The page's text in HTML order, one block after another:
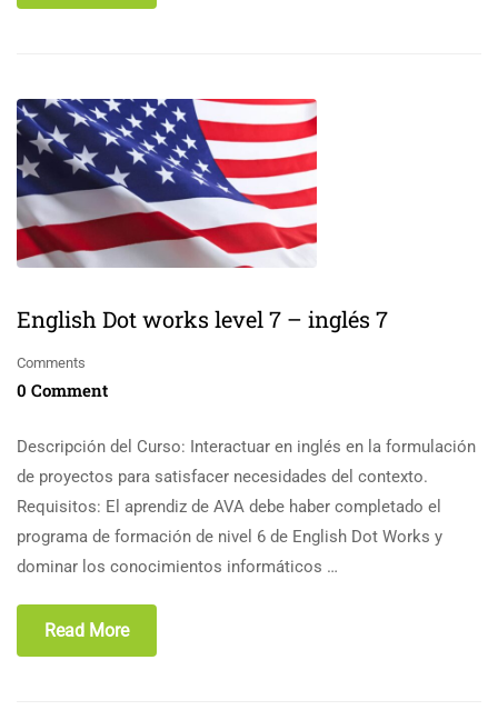
English Dot works level 7 – inglés 7
Comments
0 Comment
Descripción del Curso: Interactuar en inglés en la formulación
de proyectos para satisfacer necesidades del contexto.
Requisitos: El aprendiz de AVA debe haber completado el
programa de formación de nivel 6 de English Dot Works y
dominar los conocimientos informáticos …
Read More